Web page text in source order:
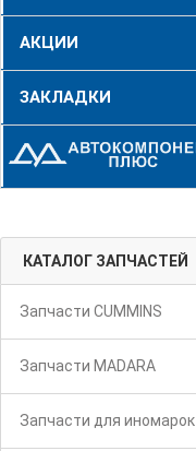
АКЦИИ
ЗАКЛАДКИ
КАТАЛОГ ЗАПЧАСТЕЙ
Запчасти CUMMINS
Запчасти MADARA
Запчасти для иномарок